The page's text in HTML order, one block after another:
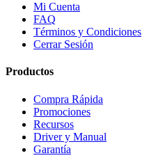
Mi Cuenta
FAQ
Términos y Condiciones
Cerrar Sesión
Productos
Compra Rápida
Promociones
Recursos
Driver y Manual
Garantía